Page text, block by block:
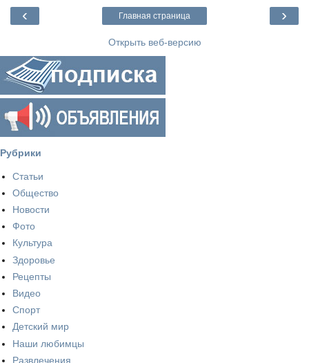
‹ ›
Главная страница
Открыть веб-версию
Рубрики
Статьи
Общество
Новости
Фото
Культура
Здоровье
Рецепты
Видео
Спорт
Детский мир
Наши любимцы
Развлечения